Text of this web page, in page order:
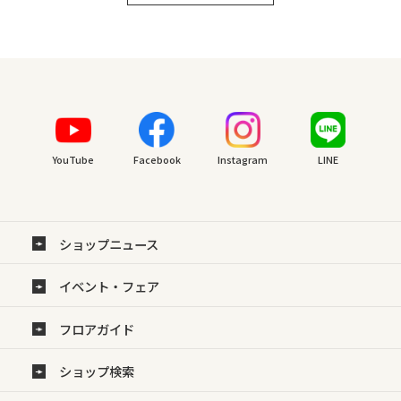
YouTube Facebook Instagram LINE
ショップニュース
イベント・フェア
フロアガイド
ショップ検索